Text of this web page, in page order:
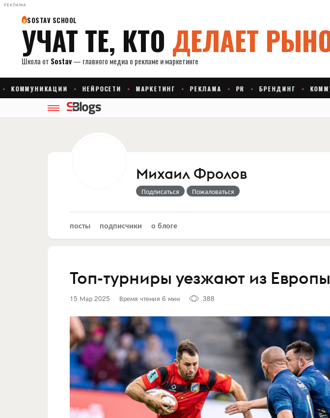
РЕКЛАМА
Михаил Фролов
Подписаться Пожаловаться
посты подписчики о блоге
Топ-турниры уезжают из Европы
15 Мар 2025 Время чтения 6 мин 388